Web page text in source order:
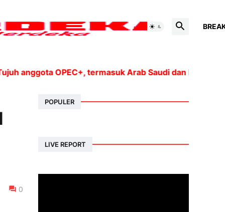
OPEC+, termasuk Arab Saudi dan Rusia, akan
0
POPULER
LIVE REPORT